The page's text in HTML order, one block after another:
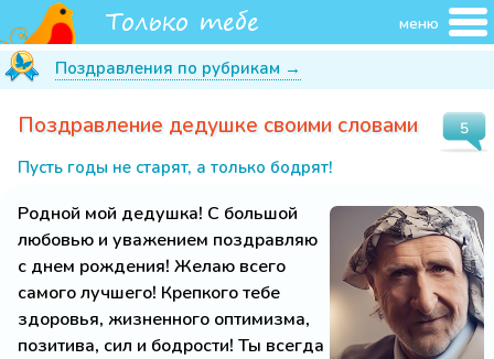
меню
Поздравления по рубрикам →
5
Поздравление дедушке своими словами
Пусть годы не старят, а только бодрят!
Родной мой дедушка! С большой
любовью и уважением поздравляю
с днем рождения! Желаю всего
самого лучшего! Крепкого тебе
здоровья, жизненного оптимизма,
позитива, сил и бодрости! Ты всегда